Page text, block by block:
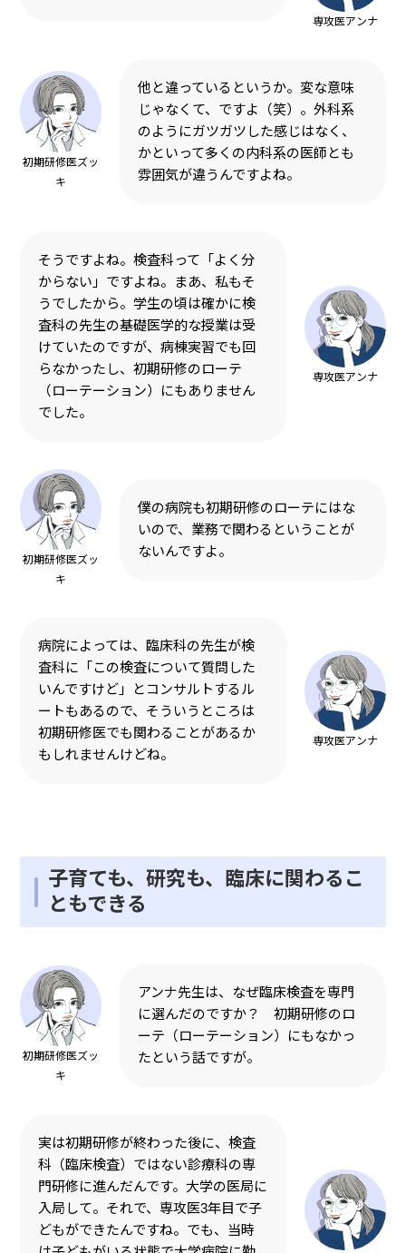
専攻医アンナ
初期研修医ズッ
キ
他と違っているというか。変な意味
じゃなくて、ですよ（笑）。外科系
のようにガツガツした感じはなく、
かといって多くの内科系の医師とも
雰囲気が違うんですよね。
専攻医アンナ
そうですよね。検査科って「よく分
からない」ですよね。まあ、私もそ
うでしたから。学生の頃は確かに検
査科の先生の基礎医学的な授業は受
けていたのですが、病棟実習でも回
らなかったし、初期研修のローテ
（ローテーション）にもありません
でした。
初期研修医ズッ
キ
僕の病院も初期研修のローテにはな
いので、業務で関わるということが
ないんですよ。
専攻医アンナ
病院によっては、臨床科の先生が検
査科に「この検査について質問した
いんですけど」とコンサルトするル
ートもあるので、そういうところは
初期研修医でも関わることがあるか
もしれませんけどね。
子育ても、研究も、臨床に関わるこ
ともできる
初期研修医ズッ
キ
アンナ先生は、なぜ臨床検査を専門
に選んだのですか？ 初期研修のロ
ーテ（ローテーション）にもなかっ
たという話ですが。
実は初期研修が終わった後に、検査
科（臨床検査）ではない診療科の専
門研修に進んだんです。大学の医局に
入局して。それで、専攻医3年目で子
どもができたんですね。でも、当時